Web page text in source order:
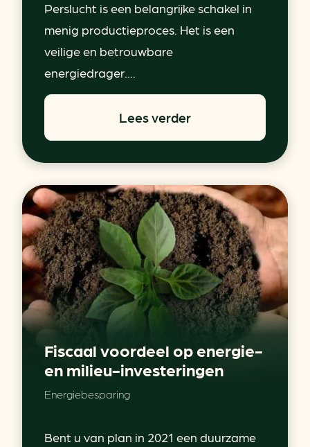
Perslucht is een belangrijke schakel in
menig productieproces. Het is een
veilige en betrouwbare
energiedrager....
Lees verder
Fiscaal voordeel op energie-
en milieu-investeringen
Energiebesparing
Bent u van plan in 2021 een duurzame